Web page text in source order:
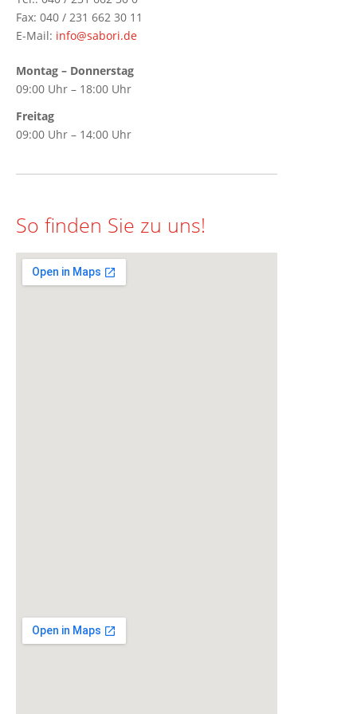
Fax: 040 / 231 662 30 11
E-Mail: info@sabori.de
Montag – Donnerstag
09:00 Uhr – 18:00 Uhr
Freitag
09:00 Uhr – 14:00 Uhr
So finden Sie zu uns!